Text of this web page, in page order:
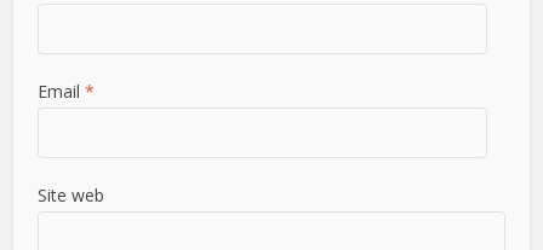
Email*
Site web